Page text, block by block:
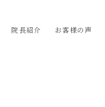
院長紹介 お客様の声